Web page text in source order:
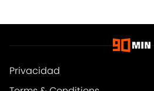
Privacidad